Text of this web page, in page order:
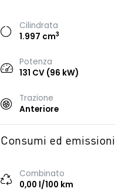
Cilindrata
1.997 cm3
Potenza
131 CV (96 kW)
Trazione
Anteriore
Consumi ed emissioni
Combinato
0,00 l/100 km